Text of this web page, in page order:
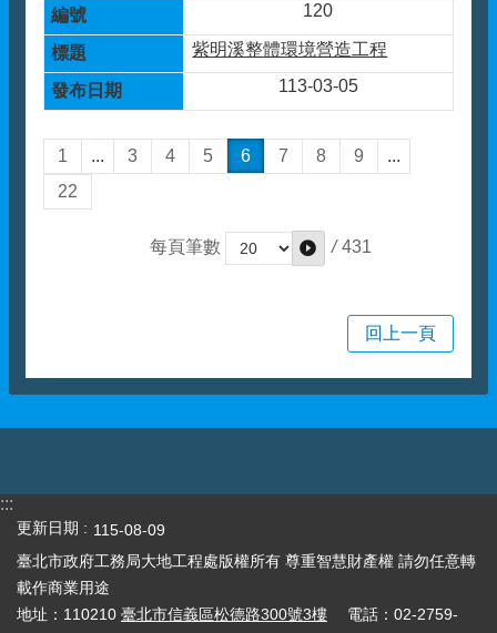
120
紫明溪整體環境營造工程
113-03-05
1 ... 3 4 5 6 7 8 9
...
22
每頁筆數 / 431
回上一頁
:::
更新日期
115-08-09
臺北市政府工務局大地工程處版權所有 尊重智慧財產權 請勿任意轉
載作商業用途
地址：110210 臺北市信義區松德路300號3樓 電話：02-2759-